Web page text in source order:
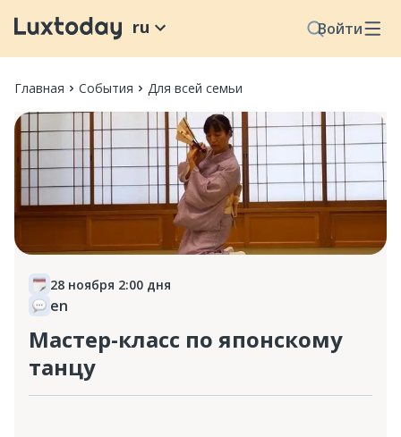
Войти
ru
Главная События Для всей семьи
28 ноября 2:00 дня
en
Мастер-класс по японскому
танцу